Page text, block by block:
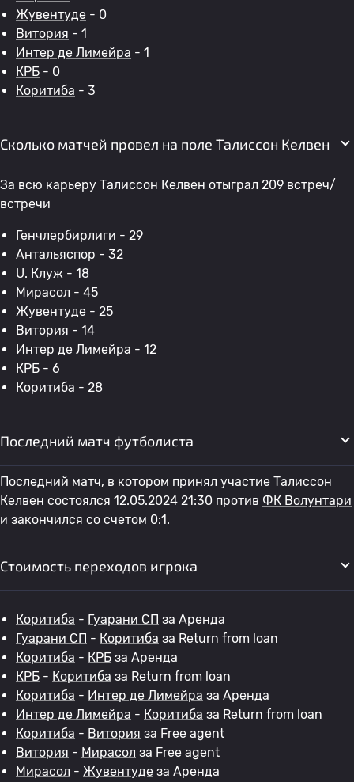
Жувентуде - 0
Витория - 1
Интер де Лимейра - 1
КРБ - 0
Коритиба - 3
Сколько матчей провел на поле Талиссон Келвен
За всю карьеру Талиссон Келвен отыграл 209 встреч/
встречи
Генчлербирлиги - 29
Антальяспор - 32
U. Клуж - 18
Мирасол - 45
Жувентуде - 25
Витория - 14
Интер де Лимейра - 12
КРБ - 6
Коритиба - 28
Последний матч футболиста
Последний матч, в котором принял участие Талиссон
Келвен состоялся 12.05.2024 21:30 против ФК Волунтари
и закончился со счетом 0:1.
Стоимость переходов игрока
Коритиба - Гуарани СП за Аренда
Гуарани СП - Коритиба за Return from loan
Коритиба - КРБ за Аренда
КРБ - Коритиба за Return from loan
Коритиба - Интер де Лимейра за Аренда
Интер де Лимейра - Коритиба за Return from loan
Коритиба - Витория за Free agent
Витория - Мирасол за Free agent
Мирасол - Жувентуде за Аренда